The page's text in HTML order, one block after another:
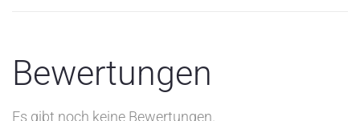
Bewertungen
Es gibt noch keine Bewertungen.